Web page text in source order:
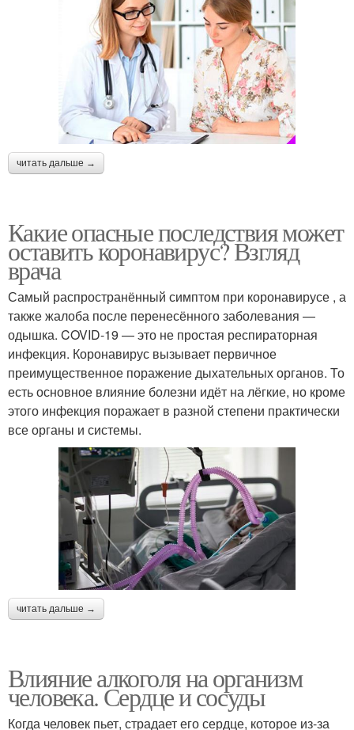
читать дальше →
Какие опасные последствия может
оставить коронавирус? Взгляд
врача
Самый распространённый симптом при коронавирусе , а
также жалоба после перенесённого заболевания —
одышка. COVID-19 — это не простая респираторная
инфекция. Коронавирус вызывает первичное
преимущественное поражение дыхательных органов. То
есть основное влияние болезни идёт на лёгкие, но кроме
этого инфекция поражает в разной степени практически
все органы и системы.
читать дальше →
Влияние алкоголя на организм
человека. Сердце и сосуды
Когда человек пьет, страдает его сердце, которое из-за